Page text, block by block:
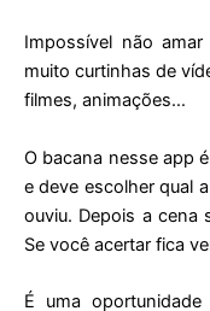
Impossível não
muito curtinhas de
filmes, animações…
O bacana nesse app
e deve escolher qual
ouviu. Depois a cena
Se você acertar fica
É uma